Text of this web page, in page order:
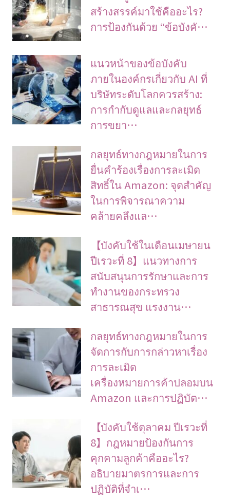
สร้างสรรค์มาใช้คืออะไร?
การป้องกันด้วย “ข้อบังคั…
แนวหน้าของข้อบังคับ
ภายในองค์กรเกี่ยวกับ AI ที่
บริษัทระดับโลกควรสร้าง:
การกำกับดูแลและกลยุทธ์
การขยา…
กลยุทธ์ทางกฎหมายในการ
ยื่นคำร้องเรื่องการละเมิด
สิทธิ์ใน Amazon: จุดสำคัญ
ในการพิจารณาความ
คล้ายคลึงแล…
【บังคับใช้ในเดือนเมษายน
ปีเรวะที่ 8】แนวทางการ
สนับสนุนการรักษาและการ
ทำงานของกระทรวง
สาธารณสุข แรงงาน…
กลยุทธ์ทางกฎหมายในการ
จัดการกับการกล่าวหาเรื่อง
การละเมิด
เครื่องหมายการค้าปลอมบน
Amazon และการปฏิบัต…
【บังคับใช้ตุลาคม ปีเรวะที่
8】กฎหมายป้องกันการ
คุกคามลูกค้าคืออะไร?
อธิบายมาตรการและการ
ปฏิบัติที่จำเ…